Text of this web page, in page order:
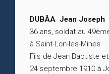
DUBÂA Jean Joseph
36 ans, soldat au
à Saint-Lon-les-Mines
Fils de Jean Baptiste
24 septembre 1910 à